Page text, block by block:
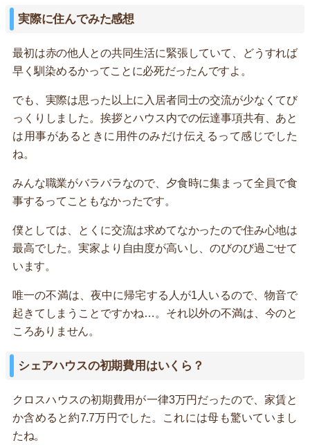
実際に住んでみた感想
最初は赤の他人との共同生活に緊張していて、どうすれば
早く馴染めるかってことに必死だったんですよ。
でも、実際は思った以上に入居者同士の交流が少なくてび
っくりしました。挨拶とハウス内での伝達事項共有、あと
は用事があるときに用件のみだけ伝えるって感じでした
ね。
みんな職業がバラバラなので、夕食時に集まって全員で食
事するってこともなかったです。
僕としては、とくに交流は求めてなかったので住み心地は
最高でした。実家より自由度が高いし、のびのび過ごせて
います。
唯一の不満は、夜中に帰宅する人が1人いるので、物音で
起きてしまうことですかね…。それ以外の不満は、今のと
ころありません。
シェアハウスの初期費用はいくら？
クロスハウスの初期費用が一律3万円だったので、家賃と
か含めると約7.7万円でした。これには母も驚いていまし
たね。